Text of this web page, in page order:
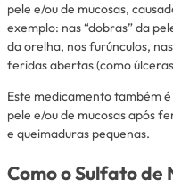
pele e/ou de mucosas,
exemplo: nas “dobras” da
da orelha, nos furúnculos,
feridas abertas (como
Este medicamento também
pele e/ou de mucosas após
e queimaduras pequenas.
Como o Sulfato de